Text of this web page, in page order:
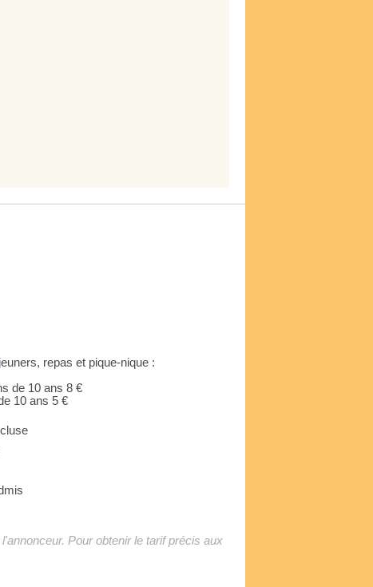
repas et pique-nique :
de 10 ans 8 €
10 ans 5 €
Pour obtenir le tarif précis aux